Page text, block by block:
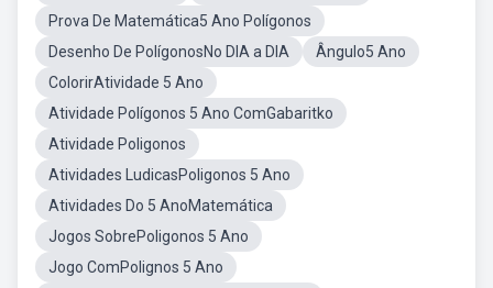
Prova De Matemática5 Ano Polígonos
Desenho De PolígonosNo DIA a DIA
Ângulo5 Ano
ColorirAtividade 5 Ano
Atividade Polígonos 5 Ano ComGabaritko
Atividade Poligonos
Atividades LudicasPoligonos 5 Ano
Atividades Do 5 AnoMatemática
Jogos SobrePoligonos 5 Ano
Jogo ComPolignos 5 Ano